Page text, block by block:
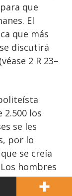
que
El
que más
discutirá
2 R 23–
2.500 los
se les
por lo
se creía
hombres
prefijado y no
de la